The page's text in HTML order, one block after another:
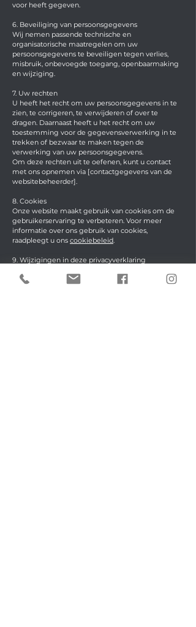
voor heeft gegeven.
6. Beveiliging van persoonsgegevens
Wij nemen passende technische en
organisatorische maatregelen om uw
persoonsgegevens te beveiligen tegen verlies,
misbruik, onbevoegde toegang, openbaarmaking
en wijziging.
7. Uw rechten
U heeft het recht om uw persoonsgegevens in te
zien, te corrigeren, te verwijderen of over te
dragen. Daarnaast heeft u het recht om uw
toestemming voor de gegevensverwerking in te
trekken of bezwaar te maken tegen de
verwerking van uw persoonsgegevens.
Om deze rechten uit te oefenen, kunt u contact
met ons opnemen via [contactgegevens van de
websitebeheerder].
8. Cookies
Onze website maakt gebruik van cookies om de
gebruikerservaring te verbeteren. Voor meer
informatie over ons gebruik van cookies,
raadpleegt u ons cookiebeleid.
9. Wijzigingen in deze privacyverklaring
wijzigen. Wij raden u aan deze pagina regelmatig